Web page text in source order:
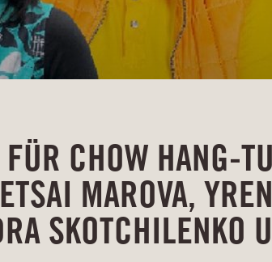
CHOW HANG-
MAROVA,
SKOTCHILENKO